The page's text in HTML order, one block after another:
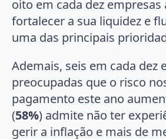
oito em cada dez
fortalecer a sua liquidez e
uma das principais
Ademais, seis em cada dez
preocupadas que o risco
pagamento este ano
(58%) admite não ter
gerir a inflação e mais de